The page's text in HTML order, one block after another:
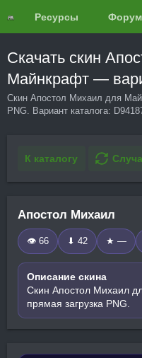
Ресурсы
Скачать скин
Майнкрафт —
Скин Апостол Михаил для
PNG. Вариант каталога:
К каталогу
Апостол Михаил
👁 66 ⬇ 42 ★ —
Описание скина
Скин Апостол Михаил
прямая загрузка PNG.